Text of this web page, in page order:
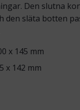
Den slutna
den släta botten
x 145 mm
x 142 mm